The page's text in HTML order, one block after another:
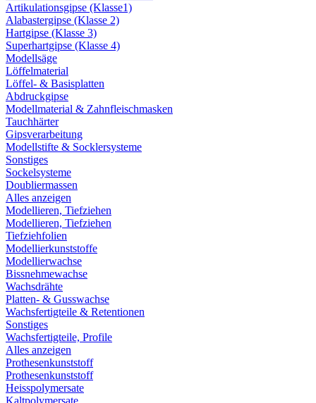
Artikulationsgipse (Klasse1)
Alabastergipse (Klasse 2)
Hartgipse (Klasse 3)
Superhartgipse (Klasse 4)
Modellsäge
Löffelmaterial
Löffel- & Basisplatten
Abdruckgipse
Modellmaterial & Zahnfleischmasken
Tauchhärter
Gipsverarbeitung
Modellstifte & Socklersysteme
Sonstiges
Sockelsysteme
Doubliermassen
Alles anzeigen
Modellieren, Tiefziehen
Modellieren, Tiefziehen
Tiefziehfolien
Modellierkunststoffe
Modellierwachse
Bissnehmewachse
Wachsdrähte
Platten- & Gusswachse
Wachsfertigteile & Retentionen
Sonstiges
Wachsfertigteile, Profile
Alles anzeigen
Prothesenkunststoff
Prothesenkunststoff
Heisspolymersate
Kaltpolymersate